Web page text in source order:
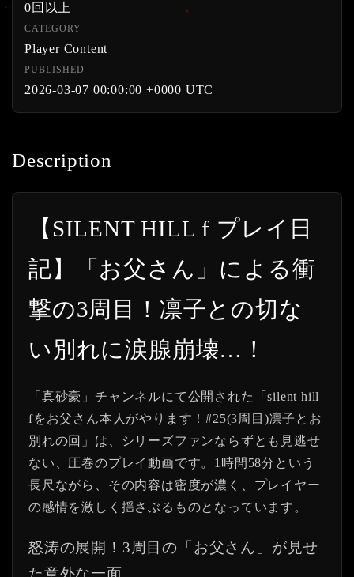
0回以上
CATEGORY
Player Content
PUBLISHED
2026-03-07 00:00:00 +0000 UTC
Description
【SILENT HILL f プレイ日
記】「お父さん」による衝
撃の3周目！凛子との切な
い別れに涙腺崩壊…！
「真砂豪」チャンネルにて公開された「silent hill
fをお父さん本人がやります！#25(3周目)凛子とお
別れの回」は、シリーズファンならずとも見逃せ
ない、圧巻のプレイ動画です。1時間58分という
長尺ながら、その内容は密度が濃く、プレイヤー
の感情を激しく揺さぶるものとなっています。
怒涛の展開！3周目の「お父さん」が見せ
た意外な一面